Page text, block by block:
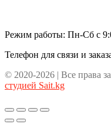
Режим работы: Пн-Сб с
Телефон для связи и
© 2020-2026 | Все права
студией Sait.kg